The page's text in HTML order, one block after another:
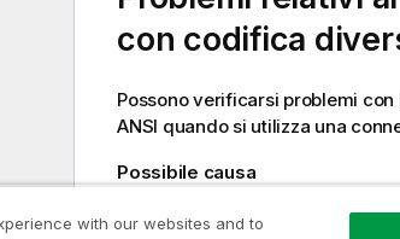
con codifica
Possono verificarsi problemi
ANSI quando si utilizza una
Possibile causa
Le connessioni dati
non
with our websites and to